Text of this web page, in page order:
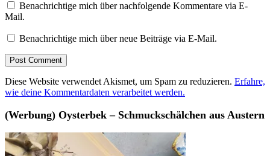
Benachrichtige mich über nachfolgende Kommentare via E-
Mail.
Benachrichtige mich über neue Beiträge via E-Mail.
Diese Website verwendet Akismet, um Spam zu reduzieren. Erfahre,
wie deine Kommentardaten verarbeitet werden.
(Werbung) Oysterbek – Schmuckschälchen aus Austern